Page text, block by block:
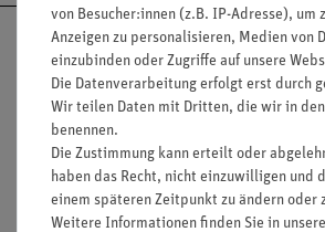
Nach oben
Informationen
von Besucher:innen (z.B. IP-Adresse), um
Anzeigen zu personalisieren, Medien von
einzubinden oder Zugriffe auf unsere
Die Datenverarbeitung erfolgt erst durch
Wir teilen Daten mit Dritten, die wir in
benennen.
Die Zustimmung kann erteilt oder
haben das Recht, nicht einzuwilligen und
einem späteren Zeitpunkt zu ändern oder
Weitere Informationen finden Sie in